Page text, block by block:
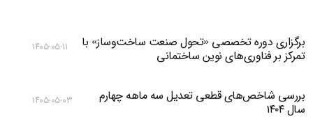
برگزاری دوره تخصصی «تحول صنعت ساخت‌وساز» با
تمرکز بر فناوری‌های نوین ساختمانی
۱۴۰۵-۰۵-۱۱
بررسی شاخص‌های قطعی تعدیل سه ماهه چهارم
سال ۱۴۰۴
۱۴۰۵-۰۵-۰۳